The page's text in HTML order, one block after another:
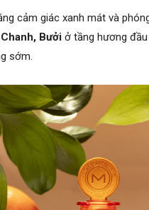
cảm giác xanh mát và
Bưởi ở tầng hương
sớm.